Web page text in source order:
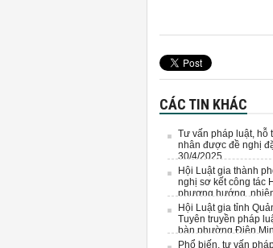
CÁC TIN KHÁC
Tư vấn pháp luật, hỗ
nhân được đề nghị
30/4/2025
Hội Luật gia thành
nghị sơ kết công tác
phương hướng,
2025
Hội Luật gia tỉnh
Tuyên truyền pháp
bàn phường Điện
Phổ biến, tư vấn